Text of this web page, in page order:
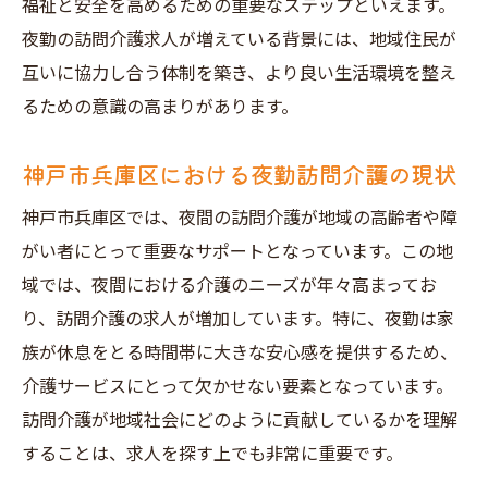
福祉と安全を高めるための重要なステップといえます。
夜勤の訪問介護求人が増えている背景には、地域住民が
互いに協力し合う体制を築き、より良い生活環境を整え
るための意識の高まりがあります。
神戸市兵庫区における夜勤訪問介護の現状
神戸市兵庫区では、夜間の訪問介護が地域の高齢者や障
がい者にとって重要なサポートとなっています。この地
域では、夜間における介護のニーズが年々高まってお
り、訪問介護の求人が増加しています。特に、夜勤は家
族が休息をとる時間帯に大きな安心感を提供するため、
介護サービスにとって欠かせない要素となっています。
訪問介護が地域社会にどのように貢献しているかを理解
することは、求人を探す上でも非常に重要です。